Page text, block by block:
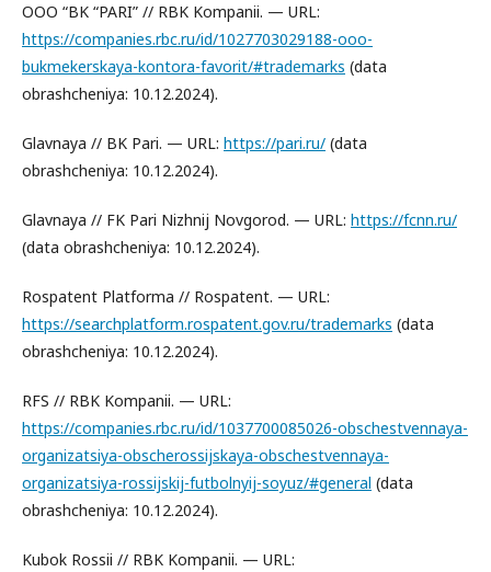
OOO “BK “PARI” // RBK Kompanii. — URL:
https://companies.rbc.ru/id/1027703029188-ooo-
bukmekerskaya-kontora-favorit/#trademarks (data
obrashcheniya: 10.12.2024).
Glavnaya // BK Pari. — URL: https://pari.ru/ (data
obrashcheniya: 10.12.2024).
Glavnaya // FK Pari Nizhnij Novgorod. — URL: https://fcnn.ru/
(data obrashcheniya: 10.12.2024).
Rospatent Platforma // Rospatent. — URL:
https://searchplatform.rospatent.gov.ru/trademarks (data
obrashcheniya: 10.12.2024).
RFS // RBK Kompanii. — URL:
https://companies.rbc.ru/id/1037700085026-obschestvennaya-
organizatsiya-obscherossijskaya-obschestvennaya-
organizatsiya-rossijskij-futbolnyij-soyuz/#general (data
obrashcheniya: 10.12.2024).
Kubok Rossii // RBK Kompanii. — URL: